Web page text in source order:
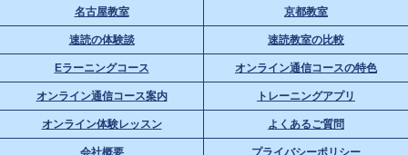
名古屋教室 京都教室
速読の体験談 速読教室の比較
Eラーニングコース オンライン通信コースの特色
オンライン通信コース案内 トレーニングアプリ
オンライン体験レッスン よくあるご質問
会社概要 プライバシーポリシー